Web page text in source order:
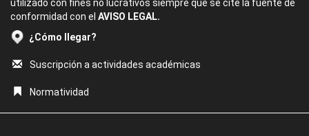
utilizado con fines no lucrativos siempre que se cite la fuente de
conformidad con el AVISO LEGAL.
¿Cómo llegar?
Suscripción a actividades académicas
Normatividad